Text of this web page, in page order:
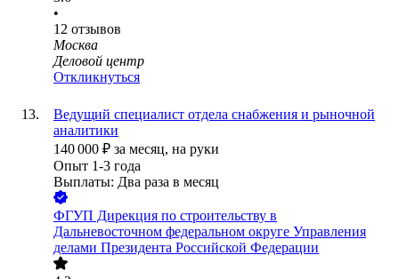
•
12 отзывов
Москва
Деловой центр
Откликнуться
Ведущий специалист отдела снабжения и рыночной
аналитики
140 000 ₽ за месяц, на руки
Опыт 1-3 года
Выплаты: Два раза в месяц
ФГУП Дирекция по строительству в
Дальневосточном федеральном округе Управления
делами Президента Российской Федерации